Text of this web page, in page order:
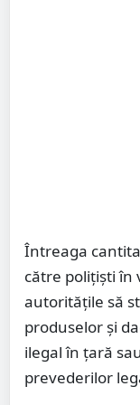
Întreaga
către polițiști în
autoritățile să
produselor și
ilegal în țară
prevederilor